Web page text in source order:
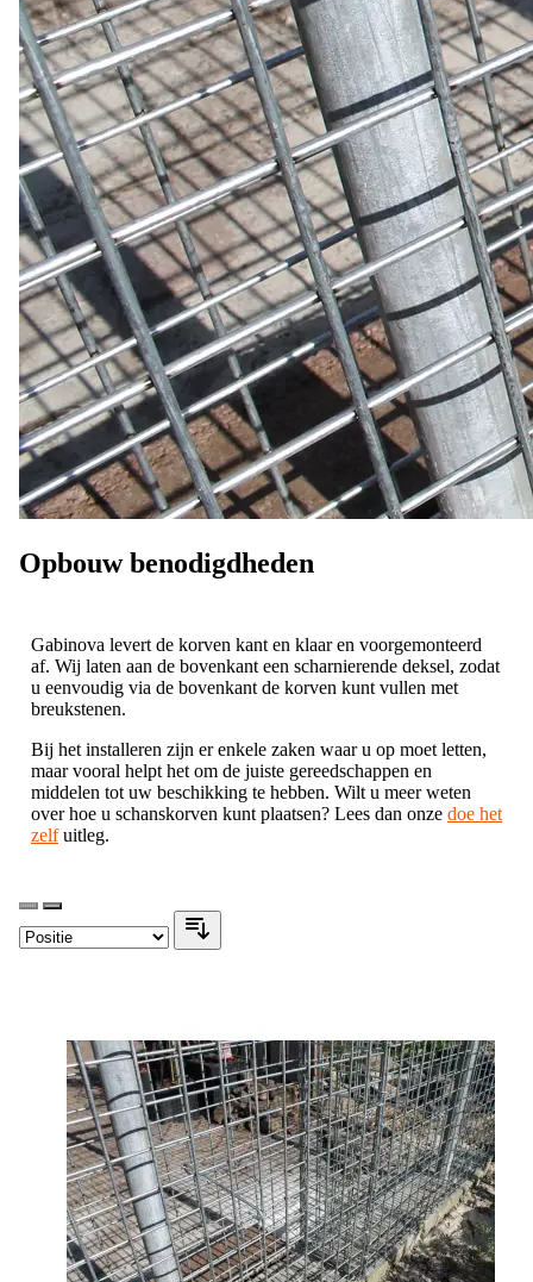
Opbouw benodigdheden
Gabinova levert de korven kant en klaar en voorgemonteerd
af. Wij laten aan de bovenkant een scharnierende deksel, zodat
u eenvoudig via de bovenkant de korven kunt vullen met
breukstenen.
Bij het installeren zijn er enkele zaken waar u op moet letten,
maar vooral helpt het om de juiste gereedschappen en
middelen tot uw beschikking te hebben. Wilt u meer weten
over hoe u schanskorven kunt plaatsen? Lees dan onze doe het
zelfuitleg.